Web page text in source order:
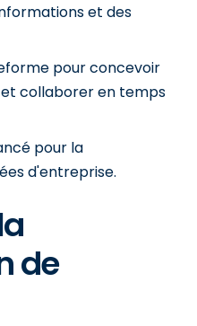
et des
pour concevoir
collaborer en temps
pour la
d'entreprise.
de